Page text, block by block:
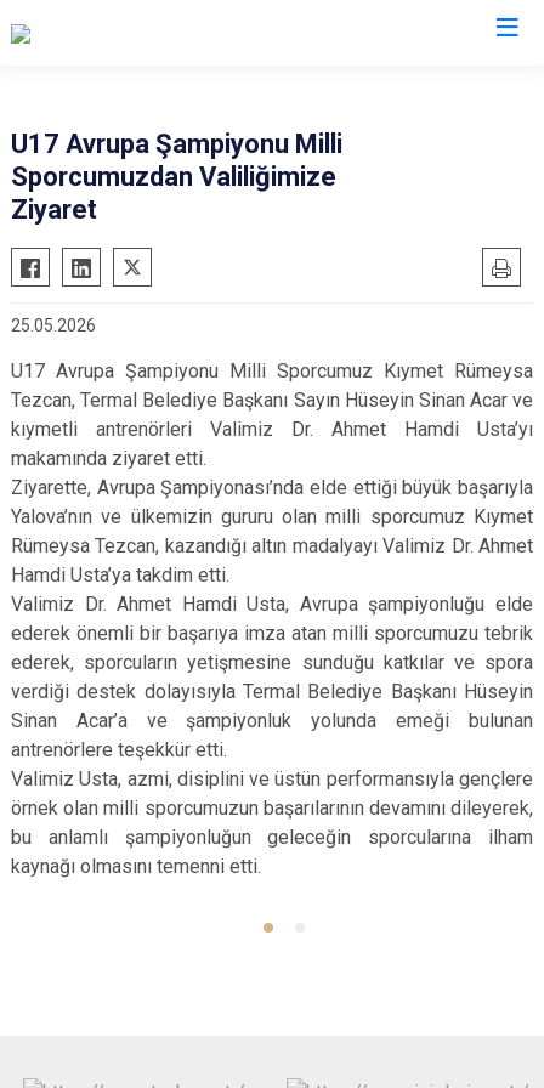
U17 Avrupa Şampiyonu Milli
Sporcumuzdan Valiliğimize
Ziyaret
25.05.2026
U17 Avrupa Şampiyonu Milli Sporcumuz Kıymet Rümeysa
Tezcan, Termal Belediye Başkanı Sayın Hüseyin Sinan Acar ve
kıymetli antrenörleri Valimiz Dr. Ahmet Hamdi Usta’yı
makamında ziyaret etti.
Ziyarette, Avrupa Şampiyonası’nda elde ettiği büyük başarıyla
Yalova’nın ve ülkemizin gururu olan milli sporcumuz Kıymet
Rümeysa Tezcan, kazandığı altın madalyayı Valimiz Dr. Ahmet
Hamdi Usta’ya takdim etti.
Valimiz Dr. Ahmet Hamdi Usta, Avrupa şampiyonluğu elde
ederek önemli bir başarıya imza atan milli sporcumuzu tebrik
ederek, sporcuların yetişmesine sunduğu katkılar ve spora
verdiği destek dolayısıyla Termal Belediye Başkanı Hüseyin
Sinan Acar’a ve şampiyonluk yolunda emeği bulunan
antrenörlere teşekkür etti.
Valimiz Usta, azmi, disiplini ve üstün performansıyla gençlere
örnek olan milli sporcumuzun başarılarının devamını dileyerek,
bu anlamlı şampiyonluğun geleceğin sporcularına ilham
kaynağı olmasını temenni etti.